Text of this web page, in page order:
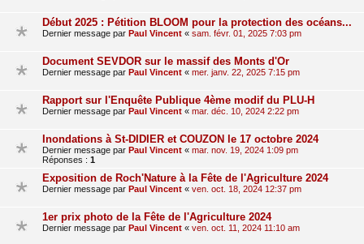
Début 2025 : Pétition BLOOM pour la protection des océans...
Dernier message par Paul Vincent « sam. févr. 01, 2025 7:03 pm
Document SEVDOR sur le massif des Monts d'Or
Dernier message par Paul Vincent « mer. janv. 22, 2025 7:15 pm
Rapport sur l'Enquête Publique 4ème modif du PLU-H
Dernier message par Paul Vincent « mar. déc. 10, 2024 2:22 pm
Inondations à St-DIDIER et COUZON le 17 octobre 2024
Dernier message par Paul Vincent « mar. nov. 19, 2024 1:09 pm
Réponses : 1
Exposition de Roch'Nature à la Fête de l'Agriculture 2024
Dernier message par Paul Vincent « ven. oct. 18, 2024 12:37 pm
1er prix photo de la Fête de l'Agriculture 2024
Dernier message par Paul Vincent « ven. oct. 11, 2024 11:10 am